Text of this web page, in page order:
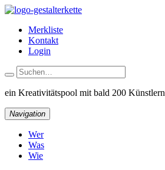
Merkliste
Kontakt
Login
ein Kreativitätspool mit bald 200
Navigation
Wer
Was
Wie